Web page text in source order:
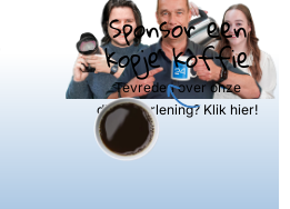
Sponsor een
kopje koffie
Tevreden over onze
dienstverlening? Klik hier!